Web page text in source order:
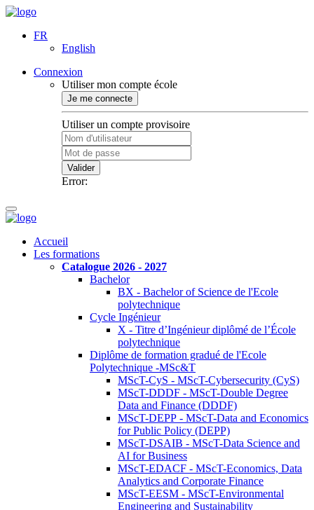
FR
English
Connexion
Utiliser mon compte école
Je me connecte
Utiliser un compte provisoire
Valider
Error:
Accueil
Les formations
Catalogue 2026 - 2027
Bachelor
BX - Bachelor of Science de l'Ecole
polytechnique
Cycle Ingénieur
X - Titre d’Ingénieur diplômé de l’École
polytechnique
Diplôme de formation gradué de l'Ecole
Polytechnique -MSc&T
MScT-CyS - MScT-Cybersecurity (CyS)
MScT-DDDF - MScT-Double Degree
Data and Finance (DDDF)
MScT-DEPP - MScT-Data and Economics
for Public Policy (DEPP)
MScT-DSAIB - MScT-Data Science and
AI for Business
MScT-EDACF - MScT-Economics, Data
Analytics and Corporate Finance
MScT-EESM - MScT-Environmental
Engineering and Sustainability